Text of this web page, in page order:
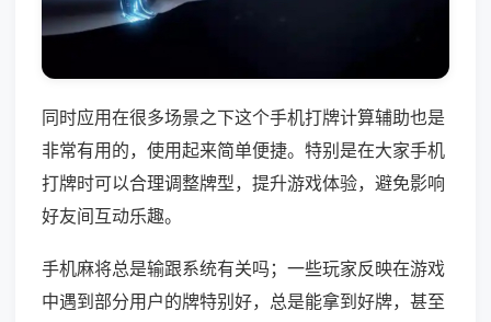
同时应用在很多场景之下这个手机打牌计算辅助也是
非常有用的，使用起来简单便捷。特别是在大家手机
打牌时可以合理调整牌型，提升游戏体验，避免影响
好友间互动乐趣。
手机麻将总是输跟系统有关吗；一些玩家反映在游戏
中遇到部分用户的牌特别好，总是能拿到好牌，甚至